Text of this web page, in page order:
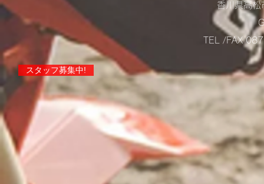
スタッフ募集中!
香川県高
TEL /FAX